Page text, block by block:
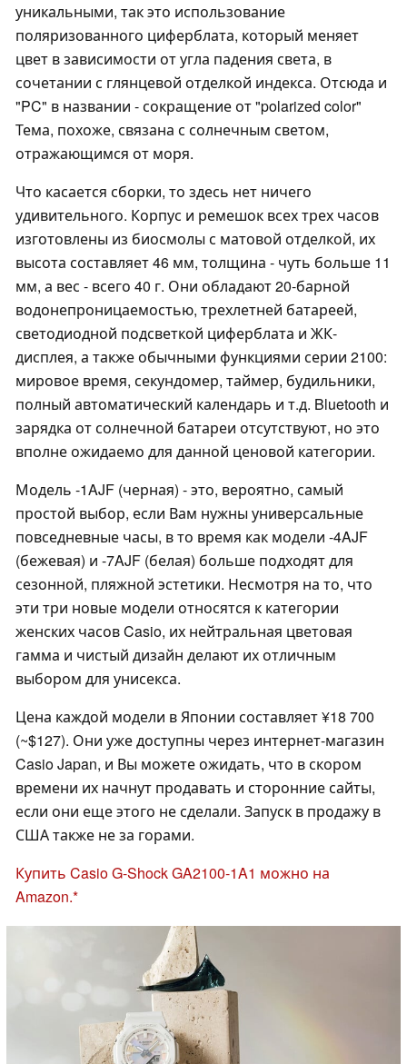
уникальными, так это использование
поляризованного циферблата, который меняет
цвет в зависимости от угла падения света, в
сочетании с глянцевой отделкой индекса. Отсюда и
"PC" в названии - сокращение от "polarized color"
Тема, похоже, связана с солнечным светом,
отражающимся от моря.
Что касается сборки, то здесь нет ничего
удивительного. Корпус и ремешок всех трех часов
изготовлены из биосмолы с матовой отделкой, их
высота составляет 46 мм, толщина - чуть больше 11
мм, а вес - всего 40 г. Они обладают 20-барной
водонепроницаемостью, трехлетней батареей,
светодиодной подсветкой циферблата и ЖК-
дисплея, а также обычными функциями серии 2100:
мировое время, секундомер, таймер, будильники,
полный автоматический календарь и т.д. Bluetooth и
зарядка от солнечной батареи отсутствуют, но это
вполне ожидаемо для данной ценовой категории.
Модель -1AJF (черная) - это, вероятно, самый
простой выбор, если Вам нужны универсальные
повседневные часы, в то время как модели -4AJF
(бежевая) и -7AJF (белая) больше подходят для
сезонной, пляжной эстетики. Несмотря на то, что
эти три новые модели относятся к категории
женских часов Casio, их нейтральная цветовая
гамма и чистый дизайн делают их отличным
выбором для унисекса.
Цена каждой модели в Японии составляет ¥18 700
(~$127). Они уже доступны через интернет-магазин
Casio Japan, и Вы можете ожидать, что в скором
времени их начнут продавать и сторонние сайты,
если они еще этого не сделали. Запуск в продажу в
США также не за горами.
Купить Casio G-Shock GA2100-1A1 можно на
Amazon.